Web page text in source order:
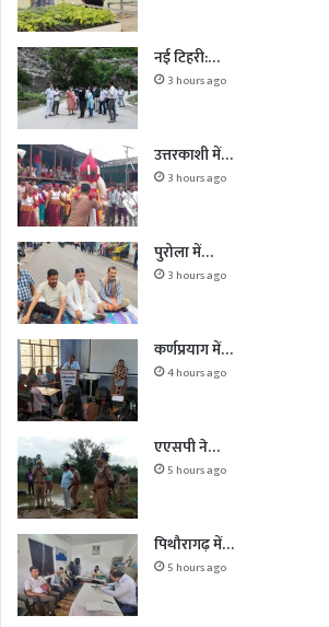
नई टिहरी:…
3 hours ago
उत्तरकाशी में…
3 hours ago
पुरोला में…
3 hours ago
कर्णप्रयाग में…
4 hours ago
एएसपी ने…
5 hours ago
पिथौरागढ़ में…
5 hours ago